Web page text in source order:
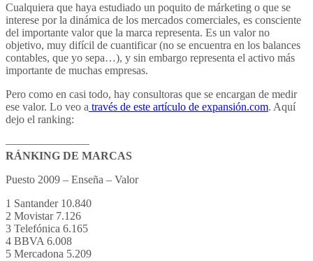
Cualquiera que haya estudiado un poquito de márketing o que se
interese por la dinámica de los mercados comerciales, es consciente
del importante valor que la marca representa. Es un valor no
objetivo, muy difícil de cuantificar (no se encuentra en los balances
contables, que yo sepa…), y sin embargo representa el activo más
importante de muchas empresas.
Pero como en casi todo, hay consultoras que se encargan de medir
ese valor. Lo veo a través de este artículo de expansión.com. Aquí
dejo el ranking:
———————–
RÁNKING DE MARCAS
Puesto 2009 – Enseña – Valor
1 Santander 10.840
2 Movistar 7.126
3 Telefónica 6.165
4 BBVA 6.008
5 Mercadona 5.209